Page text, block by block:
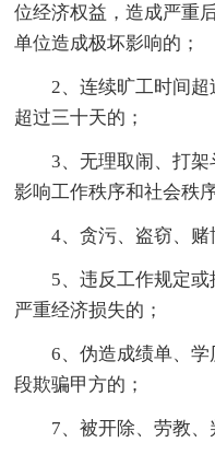
位经济权益，造成严重
单位造成极坏影响的；
2、连续旷工时间超
超过三十天的；
3、无理取闹、打架
影响工作秩序和社会秩
4、贪污、盗窃、赌
5、违反工作规定或
严重经济损失的；
6、伪造成绩单、学
段欺骗甲方的；
7、被开除、劳教、